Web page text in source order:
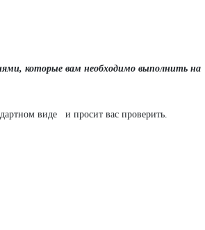
которые вам необходимо выполнить на
виде и просит вас проверить.